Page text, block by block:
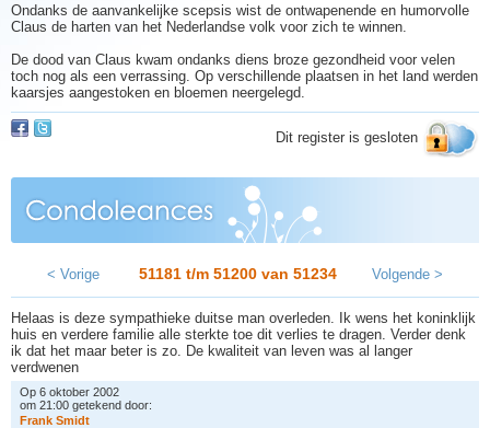
Ondanks de aanvankelijke scepsis wist de ontwapenende en humorvolle
Claus de harten van het Nederlandse volk voor zich te winnen.
De dood van Claus kwam ondanks diens broze gezondheid voor velen
toch nog als een verrassing. Op verschillende plaatsen in het land werden
kaarsjes aangestoken en bloemen neergelegd.
Dit register is gesloten
< Vorige 51181 t/m 51200 van 51234 Volgende >
Helaas is deze sympathieke duitse man overleden. Ik wens het koninklijk
huis en verdere familie alle sterkte toe dit verlies te dragen. Verder denk
ik dat het maar beter is zo. De kwaliteit van leven was al langer
verdwenen
Op 6 oktober 2002
om 21:00 getekend door:
Frank Smidt